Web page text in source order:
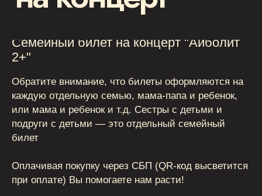
Семейный билет на концерт "Айболит
2+"
Обратите внимание, что билеты оформляются на
каждую отдельную семью, мама-папа и ребенок,
или мама и ребенок и т.д. Сестры с детьми и
подруги с детьми — это отдельный семейный
билет
Оплачивая покупку через СБП (QR-код высветится
при оплате) Вы помогаете нам расти!
Камерные концерты классической
музыки для детей 0+ в Москве
Афиша
Концерт на заказ
Музыкальные витаминки
Магазин
Сертификаты
support@playforsoul.ru
Москва